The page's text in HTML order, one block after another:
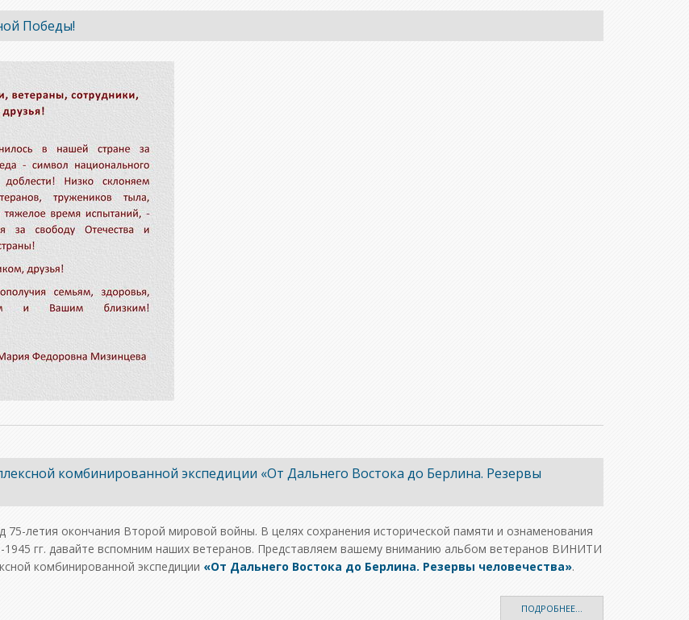
Победы!
комбинированной экспедиции «От Дальнего Востока до Берлина. Резервы
75-летия окончания Второй мировой войны. В целях сохранения исторической памяти и ознаменования
гг. давайте вспомним наших ветеранов. Представляем вашему вниманию альбом ветеранов ВИНИТИ
комбинированной экспедиции «От Дальнего Востока до Берлина. Резервы человечества».
ПОДРОБНЕЕ...